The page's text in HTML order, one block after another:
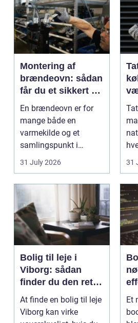
Montering af
brændeovn: sådan
får du et sikkert og
smukt resultat
En brændeovn er for
mange både en
varmekilde og et
samlingspunkt i
hjemmet. Flammerne
31 July 2026 31
Bolig til leje i
Viborg: sådan
finder du den rette
lejlighed
At finde en bolig til leje
Viborg kan virke
Et